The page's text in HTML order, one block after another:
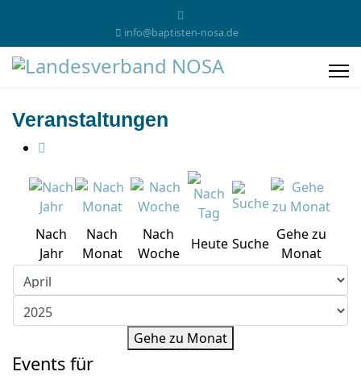
info@baptisten-nosa.de
Veranstaltungen
Nach
Jahr
Nach
Monat
Nach
Woche
Heute Suche
Gehe zu
Monat
Gehe zu Monat
Events für